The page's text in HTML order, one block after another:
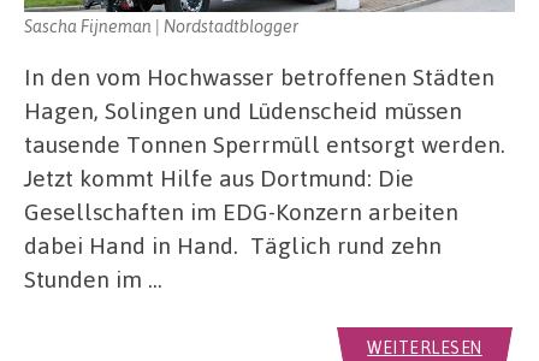
Sascha Fijneman | Nordstadtblogger
In den vom Hochwasser betroffenen Städten
Hagen, Solingen und Lüdenscheid müssen
tausende Tonnen Sperrmüll entsorgt werden.
Jetzt kommt Hilfe aus Dortmund: Die
Gesellschaften im EDG-Konzern arbeiten
dabei Hand in Hand. Täglich rund zehn
Stunden im …
WEITERLESEN